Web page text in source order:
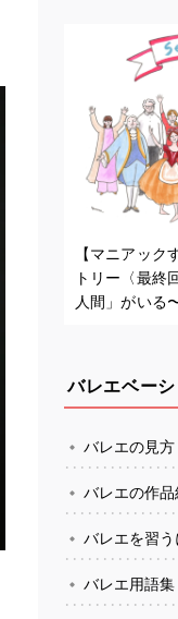
【マニアック
トリー〈最終
人間」がいる
バレエベーシ
バレエの見方
バレエの作品
バレエを習う
バレエ用語集